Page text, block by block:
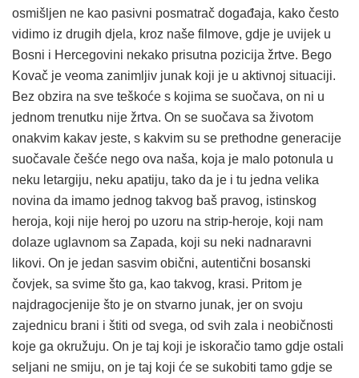
osmišljen ne kao pasivni posmatrač događaja, kako često
vidimo iz drugih djela, kroz naše filmove, gdje je uvijek u
Bosni i Hercegovini nekako prisutna pozicija žrtve. Bego
Kovač je veoma zanimljiv junak koji je u aktivnoj situaciji.
Bez obzira na sve teškoće s kojima se suočava, on ni u
jednom trenutku nije žrtva. On se suočava sa životom
onakvim kakav jeste, s kakvim su se prethodne generacije
suočavale češće nego ova naša, koja je malo potonula u
neku letargiju, neku apatiju, tako da je i tu jedna velika
novina da imamo jednog takvog baš pravog, istinskog
heroja, koji nije heroj po uzoru na strip-heroje, koji nam
dolaze uglavnom sa Zapada, koji su neki nadnaravni
likovi. On je jedan sasvim obični, autentični bosanski
čovjek, sa svime što ga, kao takvog, krasi. Pritom je
najdragocjenije što je on stvarno junak, jer on svoju
zajednicu brani i štiti od svega, od svih zala i neobičnosti
koje ga okružuju. On je taj koji je iskoračio tamo gdje ostali
seljani ne smiju, on je taj koji će se sukobiti tamo gdje se